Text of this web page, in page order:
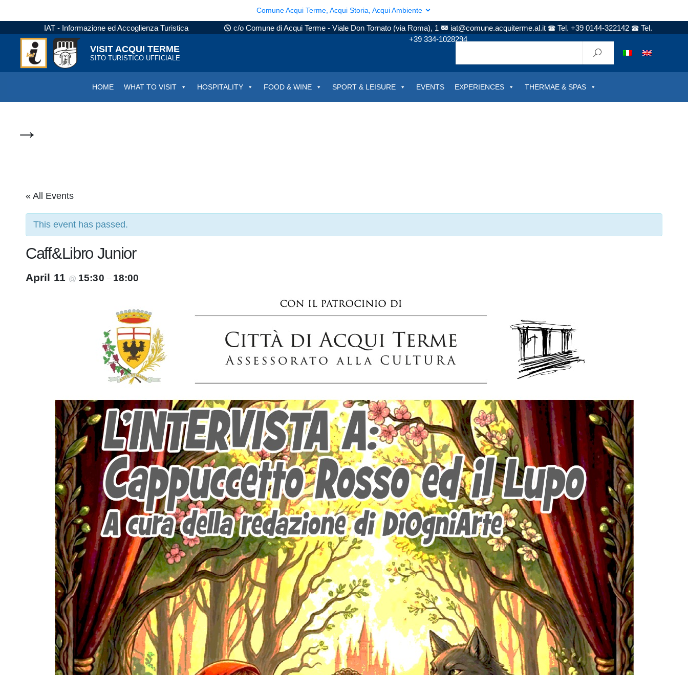
Comune Acqui Terme, Acqui Storia, Acqui Ambiente
IAT - Informazione ed Accoglienza Turistica c/o Comune di Acqui Terme - Viale Don Tornato (via Roma), 1 iat@comune.acquiterme.al.it Tel. +39 0144-322142
Tel.
+39 334-1028294
VISIT ACQUI TERME
SITO TURISTICO UFFICIALE
HOME WHAT TO VISIT HOSPITALITY FOOD & WINE SPORT & LEISURE EVENTS EXPERIENCES THERMAE & SPAS
→
« All Events
This event has passed.
Caff&Libro Junior
April 11 @ 15:30 – 18:00